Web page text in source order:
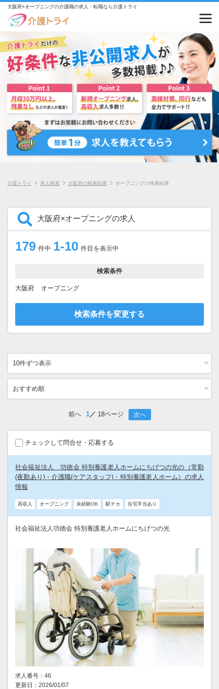
大阪府×オープニングの介護職の求人・転職なら介護トライ
介護トライ 求人検索 大阪府の検索結果 オープニングの検索結果
大阪府×オープニングの求人
179 件中 1-10 件目を表示中
検索条件
大阪府 オープニング
検索条件を変更する
前へ 1 18ページ 次へ
チェックして問合せ・応募する
社会福祉法人 功徳会 特別養護老人ホームにちげつの光の（常勤
(夜勤あり)・介護職(ケアスタッフ)・特別養護老人ホーム）の求人
情報
高収入 オープニング 未経験OK 駅チカ 住宅手当あり
社会福祉法人功徳会 特別養護老人ホームにちげつの光
求人番号：46
更新日：2026/01/07